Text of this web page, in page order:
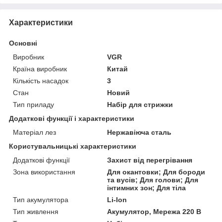
Характеристики
Основні
Виробник
VGR
Країна виробник
Китай
Кількість насадок
3
Стан
Новий
Тип приладу
Набір для стрижки
Додаткові функції і характеристики
Матеріал лез
Нержавіюча сталь
Користувальницькі характеристики
Додаткові функції
Захист від перегрівання
Зона використання
Для окантовки; Для бороди
та вусів; Для голови; Для
інтимних зон; Для тіла
Тип акумулятора
Li-Ion
Тип живлення
Акумулятор, Мережа 220 В